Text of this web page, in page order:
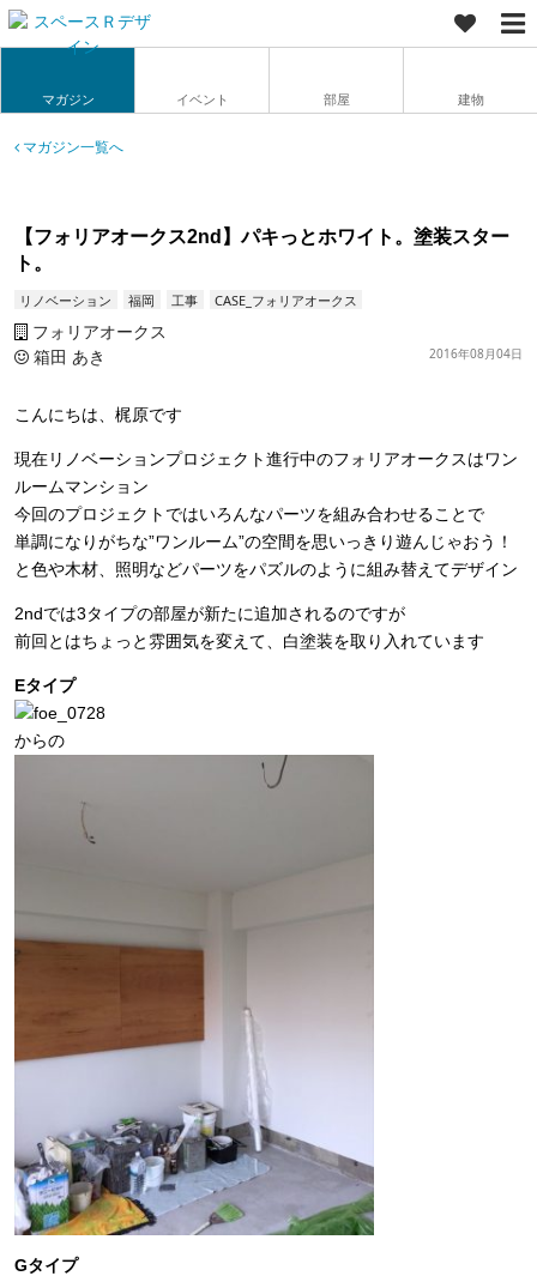
マガジン イベント 部屋 建物
マガジン一覧へ
【フォリアオークス2nd】パキっとホワイト。塗装スター
ト。
リノベーション 福岡 工事 CASE_フォリアオークス
フォリアオークス
箱田 あき
2016年08月04日
こんにちは、梶原です
現在リノベーションプロジェクト進行中のフォリアオークスはワン
ルームマンション
今回のプロジェクトではいろんなパーツを組み合わせることで
単調になりがちな”ワンルーム”の空間を思いっきり遊んじゃおう！
と色や木材、照明などパーツをパズルのように組み替えてデザイン
2ndでは3タイプの部屋が新たに追加されるのですが
前回とはちょっと雰囲気を変えて、白塗装を取り入れています
Eタイプ
からの
Gタイプ